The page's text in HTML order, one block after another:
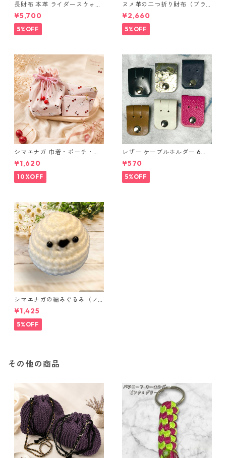
長財布 本革 ライダースウォレ
ット 国産 ヌメ革 ブラウン バ
ングラデシュ l175 レザー 革財
布 ハンドメイド 経年変化
¥5,700
5%OFF
ヌメ革の二つ折り財布（ブラ
ウン系）
¥2,660
5%OFF
シマエナガ 巾着・ポーチ・ミ
ニポーチ(カード収納にも) ３
点セット さくらんぼ柄×淡いピ
ンク
¥1,620
10%OFF
レザー ケーブルホルダー 6個
セット
¥570
5%OFF
シマエナガの編みぐるみ（ノ
ーマル）
¥1,425
5%OFF
その他の商品